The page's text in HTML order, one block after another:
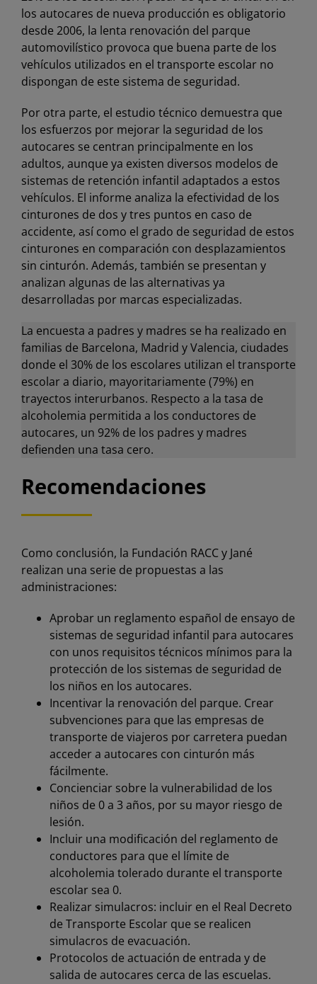
los autocares de nueva producción es obligatorio
desde 2006, la lenta renovación del parque
automovilístico provoca que buena parte de los
vehículos utilizados en el transporte escolar no
dispongan de este sistema de seguridad.
Por otra parte, el estudio técnico demuestra que
los esfuerzos por mejorar la seguridad de los
autocares se centran principalmente en los
adultos, aunque ya existen diversos modelos de
sistemas de retención infantil adaptados a estos
vehículos. El informe analiza la efectividad de los
cinturones de dos y tres puntos en caso de
accidente, así como el grado de seguridad de estos
cinturones en comparación con desplazamientos
sin cinturón. Además, también se presentan y
analizan algunas de las alternativas ya
desarrolladas por marcas especializadas.
La encuesta a padres y madres se ha realizado en
familias de Barcelona, Madrid y Valencia, ciudades
donde el 30% de los escolares utilizan el transporte
escolar a diario, mayoritariamente (79%) en
trayectos interurbanos. Respecto a la tasa de
alcoholemia permitida a los conductores de
autocares, un 92% de los padres y madres
defienden una tasa cero.
Recomendaciones
Como conclusión, la Fundación RACC y Jané
realizan una serie de propuestas a las
administraciones:
Aprobar un reglamento español de ensayo de
sistemas de seguridad infantil para autocares
con unos requisitos técnicos mínimos para la
protección de los sistemas de seguridad de
los niños en los autocares.
Incentivar la renovación del parque. Crear
subvenciones para que las empresas de
transporte de viajeros por carretera puedan
acceder a autocares con cinturón más
fácilmente.
Concienciar sobre la vulnerabilidad de los
niños de 0 a 3 años, por su mayor riesgo de
lesión.
Incluir una modificación del reglamento de
conductores para que el límite de
alcoholemia tolerado durante el transporte
escolar sea 0.
Realizar simulacros: incluir en el Real Decreto
de Transporte Escolar que se realicen
simulacros de evacuación.
Protocolos de actuación de entrada y de
salida de autocares cerca de las escuelas.